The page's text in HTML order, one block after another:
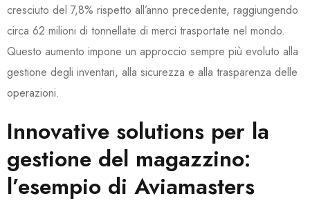
cresciuto del 7,8% rispetto all’anno precedente, raggiungendo
circa 62 milioni di tonnellate di merci trasportate nel mondo.
Questo aumento impone un approccio sempre più evoluto alla
gestione degli inventari, alla sicurezza e alla trasparenza delle
operazioni.
Innovative solutions per la
gestione del magazzino:
l’esempio di Aviamasters